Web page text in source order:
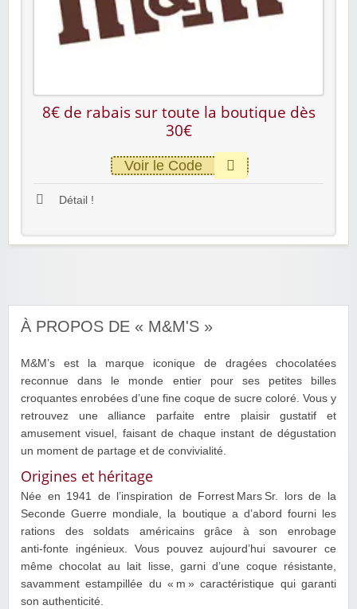
8€ de rabais sur toute la boutique dès
30€
Voir le Code
Détail !
À PROPOS DE « M&M'S »
M&M’s est la marque iconique de dragées chocolatées
reconnue dans le monde entier pour ses petites billes
croquantes enrobées d’une fine coque de sucre coloré. Vous y
retrouvez une alliance parfaite entre plaisir gustatif et
amusement visuel, faisant de chaque instant de dégustation
un moment de partage et de convivialité.
Origines et héritage
Née en 1941 de l’inspiration de Forrest Mars Sr. lors de la
Seconde Guerre mondiale, la boutique a d’abord fourni les
rations des soldats américains grâce à son enrobage
anti‑fonte ingénieux. Vous pouvez aujourd’hui savourer ce
même chocolat au lait lisse, garni d’une coque résistante,
savamment estampillée du « m » caractéristique qui garanti
son authenticité.